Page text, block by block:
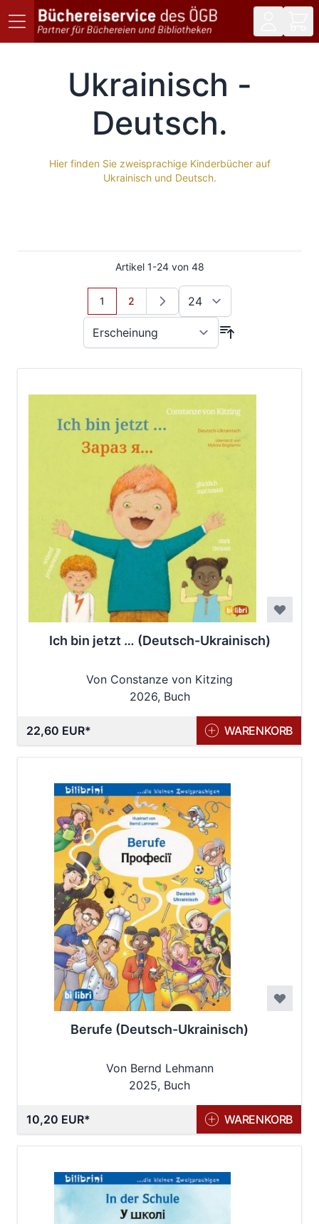
Ukrainisch -
Deutsch
Hier finden Sie zweisprachige Kinderbücher auf
Ukrainisch und Deutsch.
Artikel 1-24von 48
Sie lesen gerade Seite
1 Seite
2
Ich bin jetzt … (Deutsch-Ukrainisch)
Von Constanze von Kitzing
2026, Buch
22,60 EUR WARENKORB
Berufe (Deutsch-Ukrainisch)
Von Bernd Lehmann
2025, Buch
10,20 EUR WARENKORB